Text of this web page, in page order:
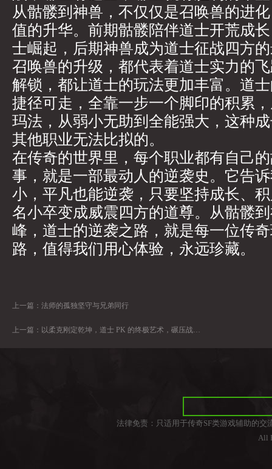
从骷髅到神兽，不仅仅是召唤兽的进
值的升华。前期骷髅陪伴道士开荒成
士崛起，后期神兽成为道士征战四方
召唤兽的升级，都代表着道士实力的
解锁，都让道士的玩法更加丰富。道
捷径可走，全靠一步一个脚印的积累
玛法，从弱小无助到全能强大，这种
其他职业无法比拟的。
在传奇的世界里，每个职业都有自己
事，就是一部最动人的逆袭史。它告
小，平凡也能逆袭，只要坚持成长、
名小卒变成威震四方的道尊。从骷髅
峰，道士的逆袭之路，就是每一位传
路，值得我们用心体验，永远珍藏。
上一篇： 法师的孤独坚守与兄弟同行
上一篇： 以柔克刚定乾坤，道士 PK 的终极艺术，碾压战士与法师
法律免责：只适用于传奇SF类游戏辅助的
All